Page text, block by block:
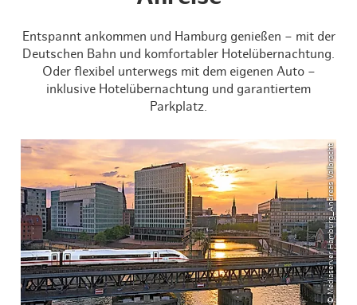
Entspannt ankommen und Hamburg genießen – mit der
Deutschen Bahn und komfortabler Hotelübernachtung.
Oder flexibel unterwegs mit dem eigenen Auto –
inklusive Hotelübernachtung und garantiertem
Parkplatz.
© Mediaserver Hamburg_Andreas Vallbracht